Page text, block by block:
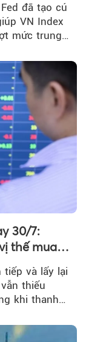
đã tạo cú
VN Index
mức trung
30/7:
thế mua
tiếp và lấy lại
thiếu
khi thanh